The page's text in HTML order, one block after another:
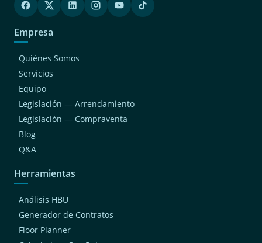
Empresa
Quiénes Somos
Servicios
Equipo
Legislación — Arrendamiento
Legislación — Compraventa
Blog
Q&A
Herramientas
Análisis HBU
Generador de Contratos
Floor Planner